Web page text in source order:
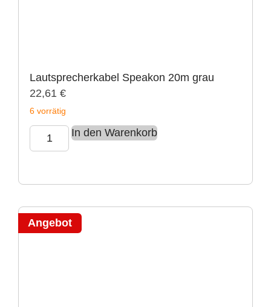
Lautsprecherkabel Speakon 20m grau
22,61 €
6 vorrätig
In den Warenkorb
Angebot